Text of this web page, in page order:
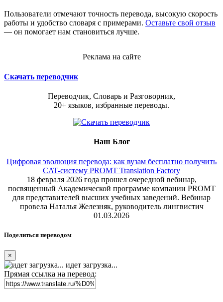
Пользователи отмечают точность перевода, высокую скорость
работы и удобство словаря с примерами. Оставьте свой отзыв
— он помогает нам становиться лучше.
Реклама на сайте
Скачать переводчик
Переводчик, Словарь и Разговорник,
20+ языков, избранные переводы.
Наш Блог
Цифровая эволюция перевода: как вузам бесплатно получить
CAT-систему PROMT Translation Factory
18 февраля 2026 года прошел очередной вебинар,
посвященный Академической программе компании PROMT
для представителей высших учебных заведений. Вебинар
провела Наталья Железняк, руководитель лингвистич
01.03.2026
Поделиться переводом
×
идет загрузка...
Прямая ссылка на перевод: